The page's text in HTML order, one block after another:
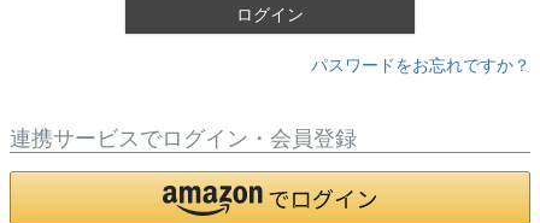
ログイン
パスワードをお忘れですか？
連携サービスでログイン・会員登録